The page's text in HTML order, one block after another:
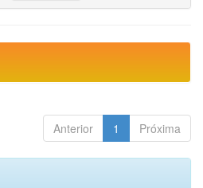
Anterior 1 Próxima